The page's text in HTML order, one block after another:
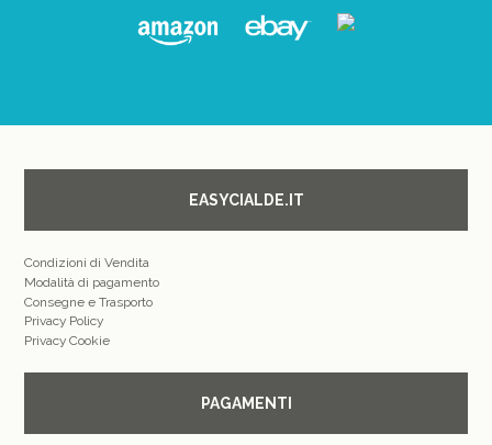
EASYCIALDE.IT
Condizioni di Vendita
Modalità di pagamento
Consegne e Trasporto
Privacy Policy
Privacy Cookie
PAGAMENTI